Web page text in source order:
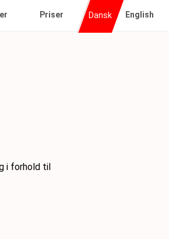
Priser Dansk English
i forhold til